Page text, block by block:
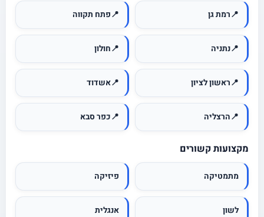
📍רמת גן 📍פתח תקווה
📍נתניה 📍חולון
📍ראשון לציון 📍אשדוד
📍הרצליה 📍כפר סבא
מקצועות קשורים
מתמטיקה פיזיקה
לשון אנגלית